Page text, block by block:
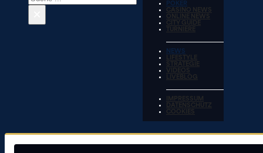
POKER
CASINO NEWS
ONLINE NEWS
CITY GUIDE
TURNIERE
NEWS
LIFESTYLE
STRATEGIE
VIDEOS
LIVEBLOG
IMPRESSUM
DATENSCHUTZ
COOKIES